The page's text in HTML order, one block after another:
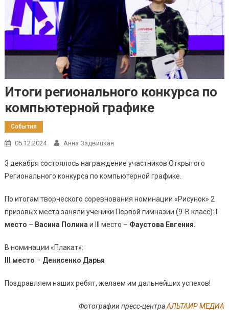
Итоги регионального конкурса по
компьютерной графике
События
05.12.2024 Анна Задвицкая
3 декабря состоялось награждение участников Открытого
Регионального конкурса по компьютерной графике.
По итогам творческого соревнования номинации «Рисунок» 2
призовых места заняли ученики Первой гимназии (9-В класс):
место – Васина Полина и III место – Фаустова Евгения.
В номинации «Плакат»:
III место – Денисенко Дарья
Поздравляем наших ребят, желаем им дальнейших успехов!
Фотографии пресс-центраАЛЬТАИР МЕДИА